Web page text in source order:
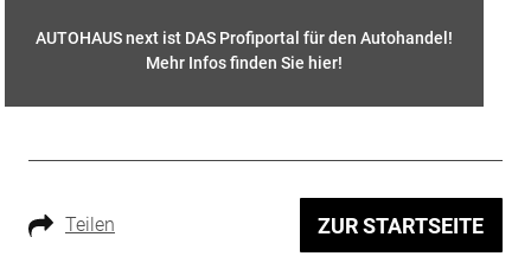
AUTOHAUS next ist DAS Profiportal für den Autohandel!
Mehr Infos finden Sie hier!
Teilen ZUR STARTSEITE